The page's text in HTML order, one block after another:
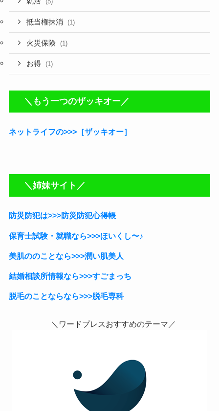
抵当権抹消 (1)
火災保険 (1)
お得 (1)
＼もう一つのザッキオー／
ネットライフの>>>［ザッキオー］
＼姉妹サイト／
防災防犯は>>>防災防犯心得帳
保育士試験・就職なら>>>ほいくし〜♪
美肌ののことなら>>>潤い肌美人
結婚相談所情報なら>>>すごまっち
脱毛のことならなら>>>脱毛専科
＼ワードプレスおすすめのテーマ／